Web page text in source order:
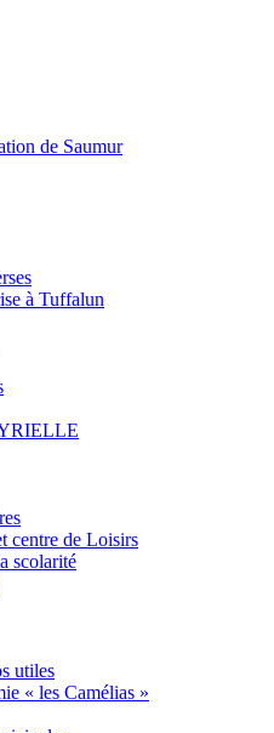
de Saumur
à Tuffalun
centre de Loisirs
scolarité
utiles
« les Camélias »